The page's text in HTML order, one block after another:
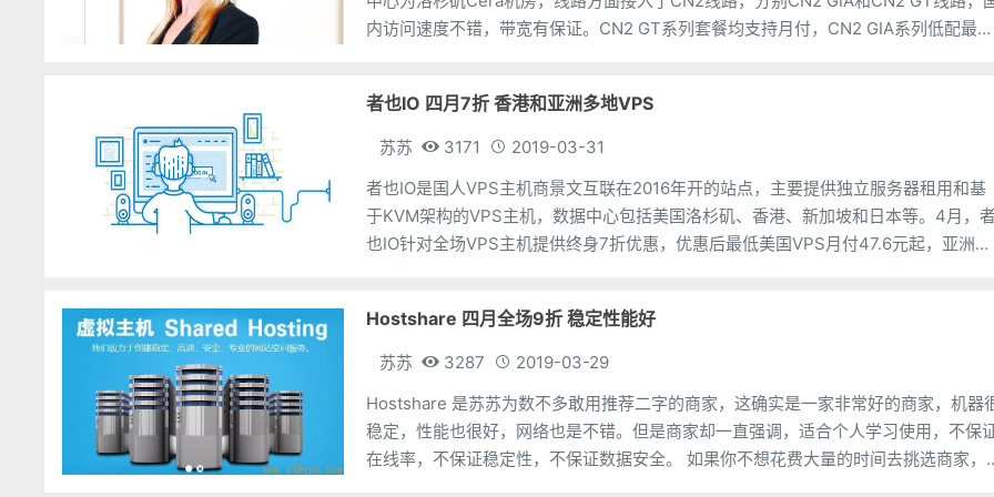
内访问速度不错，带宽有保证。CN2 GT系列套餐均支持月付，CN2 GIA系列低配最低
者也IO 四月7折 香港和亚洲多地VPS
苏苏 3171
2019-03-31
者也IO是国人VPS主机商景文互联在2016年开的站点，主要提供独立服务器租用和基
于KVM架构的VPS主机，数据中心包括美国洛杉矶、香港、新加坡和日本等。4月，
也IO针对全场VPS主机提供终身7折优惠，优惠后最低美国VPS月付47.6元起，亚洲
Hostshare 四月全场9折 稳定性能好
苏苏 3287
2019-03-29
Hostshare 是苏苏为数不多敢用推荐二字的商家，这确实是一家非常好的商家，机器
稳定，性能也很好，网络也是不错。但是商家却一直强调，适合个人学习使用，不保
在线率，不保证稳定性，不保证数据安全。 如果你不想花费大量的时间去挑选商家，